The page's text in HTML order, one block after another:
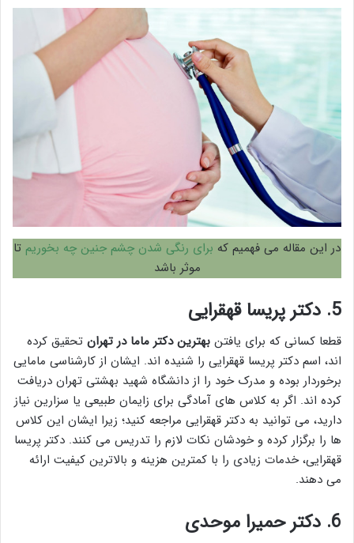
در این مقاله می فهمیم که برای رنگی شدن چشم جنین چه بخوریم تا
موثر باشد
5. دکتر پریسا قهقرایی
قطعا کسانی که برای یافتن بهترین دکتر ماما در تهران تحقیق کرده
اند، اسم دکتر پریسا قهقرایی را شنیده اند. ایشان از کارشناسی مامایی
برخوردار بوده و مدرک خود را از دانشگاه شهید بهشتی تهران دریافت
کرده اند. اگر به کلاس های آمادگی برای زایمان طبیعی یا سزارین نیاز
دارید، می توانید به دکتر قهقرایی مراجعه کنید؛ زیرا ایشان این کلاس
ها را برگزار کرده و خودشان نکات لازم را تدریس می کنند. دکتر پریسا
قهقرایی، خدمات زیادی را با کمترین هزینه و بالاترین کیفیت ارائه
می دهند.
6. دکتر حمیرا موحدی